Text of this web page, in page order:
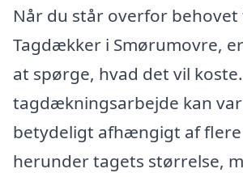
Når du står overfor behovet
Tagdækker i Smørumovre,
at spørge, hvad det vil
tagdækningsarbejde kan
betydeligt afhængigt af
herunder tagets størrelse,